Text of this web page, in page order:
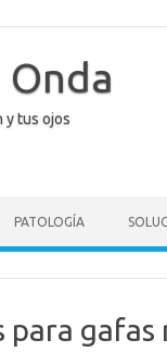
y tus ojos
PATOLOGÍA
para